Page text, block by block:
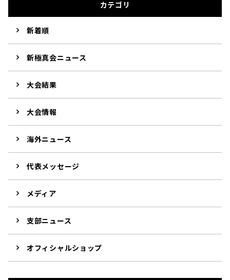
カテゴリ
新着順
新極真会ニュース
大会結果
大会情報
海外ニュース
代表メッセージ
メディア
支部ニュース
オフィシャルショップ